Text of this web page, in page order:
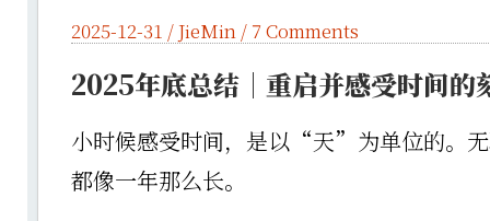
2025-12-31 /JieMin / 7 Comments
2025年底总结｜重启并感受时间的
小时候感受时间，是以“天”为单位的。
都像一年那么长。